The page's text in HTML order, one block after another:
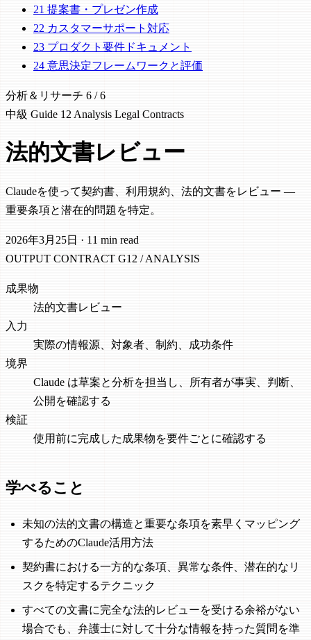
21 提案書・プレゼン作成
22 カスタマーサポート対応
23 プロダクト要件ドキュメント
24 意思決定フレームワークと評価
分析＆リサーチ 6 / 6
中級 Guide 12 Analysis Legal Contracts
法的文書レビュー
Claudeを使って契約書、利用規約、法的文書をレビュー —
重要条項と潜在的問題を特定。
2026年3月25日 · 11 min read
OUTPUT CONTRACT G12 / ANALYSIS
成果物
法的文書レビュー
入力
実際の情報源、対象者、制約、成功条件
境界
Claude は草案と分析を担当し、所有者が事実、判断、
公開を確認する
検証
使用前に完成した成果物を要件ごとに確認する
学べること
未知の法的文書の構造と重要な条項を素早くマッピング
するためのClaude活用方法
契約書における一方的な条項、異常な条件、潜在的なリ
スクを特定するテクニック
すべての文書に完全な法的レビューを受ける余裕がない
場合でも、弁護士に対して十分な情報を持った質問を準